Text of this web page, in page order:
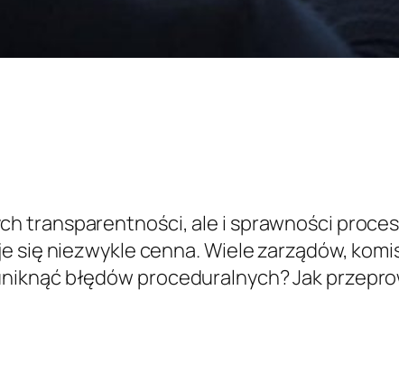
transparentności, ale i sprawności
się niezwykle cenna. Wiele zarządów,
błędów proceduralnych? Jak